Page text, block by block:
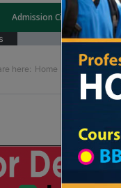
Admission Circular
here: Home School